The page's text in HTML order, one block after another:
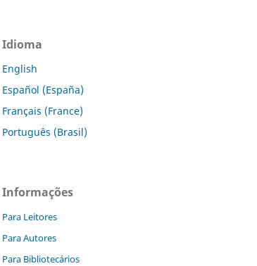
Idioma
English
Español (España)
Français (France)
Português (Brasil)
Informações
Para Leitores
Para Autores
Para Bibliotecários